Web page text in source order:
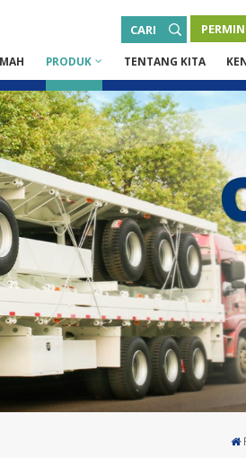
CARI
PRODUK TENTANG KITA